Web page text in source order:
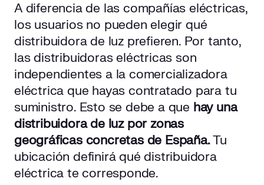
A diferencia de las compañías eléctricas,
los usuarios no pueden elegir qué
distribuidora de luz prefieren. Por tanto,
las distribuidoras eléctricas son
independientes a la comercializadora
eléctrica que hayas contratado para tu
suministro. Esto se debe a que hay una
distribuidora de luz por zonas
geográficas concretas de España.Tu
ubicación definirá qué distribuidora
eléctrica te corresponde.